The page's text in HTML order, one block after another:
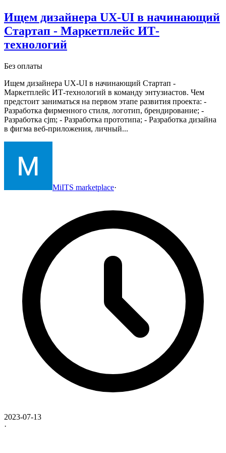
Ищем дизайнера UX-UI в начинающий
Стартап - Маркетплейс ИТ-
технологий
Без оплаты
Ищем дизайнера UX-UI в начинающий Стартап -
Маркетплейс ИТ-технологий в команду энтузиастов. Чем
предстоит заниматься на первом этапе развития проекта: -
Разработка фирменного стиля, логотип, брендирование; -
Разработка cjm; - Разработка прототипа; - Разработка дизайна
в фигма веб-приложения, личный...
MiITS marketplace·
2023-07-13
·